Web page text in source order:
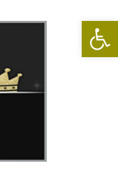
פתח סרגל נגישות